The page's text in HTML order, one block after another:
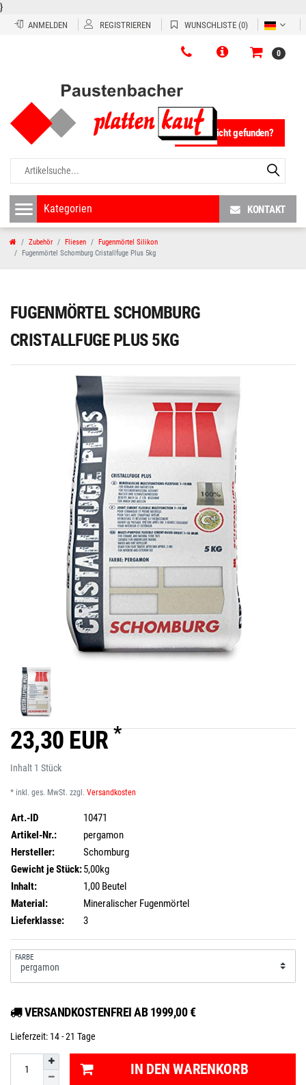
}
ANMELDEN REGISTRIEREN WUNSCHLISTE (0)
0
Fliese nicht gefunden?
KONTAKT
Zubehör Fliesen
Fugenmörtel Silikon
Fugenmörtel Schomburg Cristallfuge Plus 5kg
FUGENMÖRTEL SCHOMBURG
CRISTALLFUGE PLUS 5KG
23,30 EUR *
Inhalt 1 Stück
* inkl. ges. MwSt. zzgl. Versandkosten
Art.-ID
10471
Artikel-Nr.:
pergamon
Hersteller:
Schomburg
Gewicht je Stück:5,00kg
Inhalt:
1,00 Beutel
Material:
Mineralischer Fugenmörtel
Lieferklasse:
3
FARBE
VERSANDKOSTENFREI AB 1999,00 €
Lieferzeit: 14 - 21 Tage
IN DEN WARENKORB